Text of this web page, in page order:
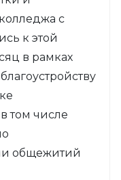
с
к этой
в рамках
том числе
общежитий